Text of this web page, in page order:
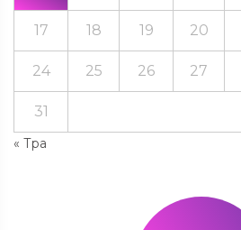
« Тра
17 18 19 20
24 25 26 27
31